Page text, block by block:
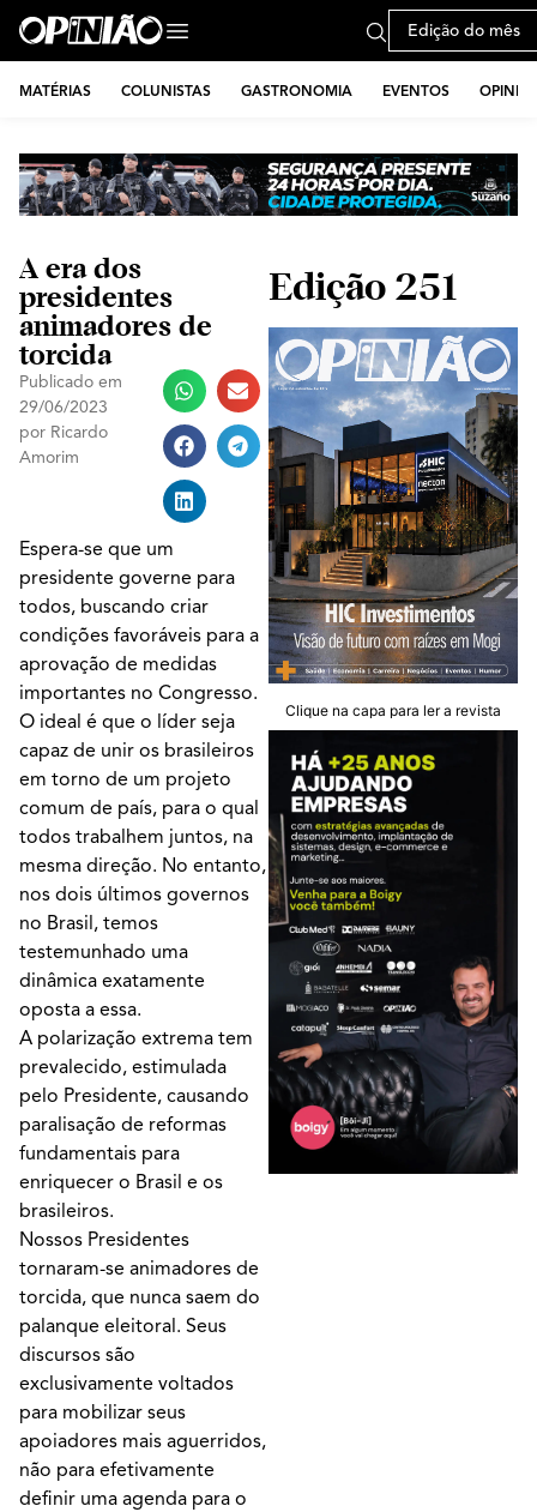
Edição do mês
MATÉRIAS COLUNISTAS GASTRONOMIA EVENTOS
A era dos
presidentes
animadores de
torcida
Publicado em
29/06/2023
por Ricardo
Amorim
Espera-se que um
presidente governe para
todos, buscando criar
condições favoráveis para a
aprovação de medidas
importantes no Congresso.
O ideal é que o líder seja
capaz de unir os brasileiros
em torno de um projeto
comum de país, para o qual
todos trabalhem juntos, na
mesma direção. No entanto,
nos dois últimos governos
no Brasil, temos
testemunhado uma
dinâmica exatamente
oposta a essa.
A polarização extrema tem
prevalecido, estimulada
pelo Presidente, causando
paralisação de reformas
fundamentais para
enriquecer o Brasil e os
brasileiros.
Nossos Presidentes
tornaram-se animadores de
torcida, que nunca saem do
palanque eleitoral. Seus
discursos são
exclusivamente voltados
para mobilizar seus
apoiadores mais aguerridos,
não para efetivamente
definir uma agenda para o
Edição 251
Clique na capa para ler a revista